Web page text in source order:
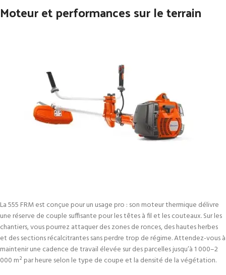
Moteur et performances sur le terrain
La 555 FRM est conçue pour un usage pro : son moteur thermique délivre
une réserve de couple suffisante pour les têtes à fil et les couteaux. Sur les
chantiers, vous pourrez attaquer des zones de ronces, des hautes herbes
et des sections récalcitrantes sans perdre trop de régime. Attendez-vous à
maintenir une cadence de travail élevée sur des parcelles jusqu’à 1 000–2
000 m² par heure selon le type de coupe et la densité de la végétation.